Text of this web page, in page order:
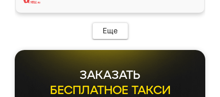
Еще
ЗАКАЗАТЬ
БЕСПЛАТНОЕ ТАКСИ